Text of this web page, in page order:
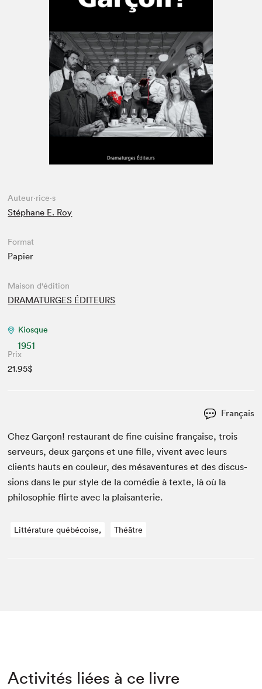
Espace enseignant·e·s
Espace pro
Auteur·rice·s
Stéphane E. Roy
Format
Papier
Maison d'édition
DRAMATURGES ÉDITEURS
Kiosque
1951
Prix
21.95$
Français
Chez Garçon! restau­rant de fine cui­sine française, trois
serveurs, deux garçons et une fille, vivent avec leurs
clients hauts en couleur, des mésaven­tures et des dis­cus­
sions dans le pur style de la comédie à texte, là où la
philoso­phie flirte avec la plaisanterie.
Littérature québécoise, Théâtre
Activités liées à ce livre